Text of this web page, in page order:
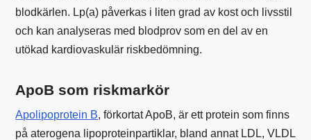
blodkärlen. Lp(a) påverkas i liten grad av kost och livsstil
och kan analyseras med blodprov som en del av en
utökad kardiovaskulär riskbedömning.
ApoB som riskmarkör
Apolipoprotein B, förkortat ApoB, är ett protein som finns
på aterogena lipoproteinpartiklar, bland annat LDL, VLDL